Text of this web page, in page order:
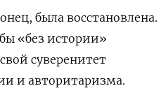
была восстановлена.
«без истории»
суверенитет
и авторитаризма.